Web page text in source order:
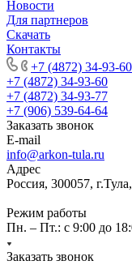
Новости
Для партнеров
Скачать
Контакты
+7 (4872) 34-93-60
+7 (4872) 34-93-60
+7 (4872) 34-93-77
+7 (906) 539-64-64
Заказать звонок
E-mail
info@arkon-tula.ru
Адрес
Россия, 300057,
Режим работы
Пн. – Пт.: с 9:00 до
Заказать звонок